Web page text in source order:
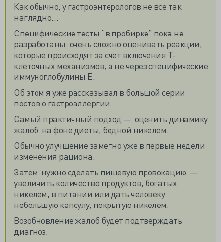
Как обычно, у гастроэнтерологов не все так
наглядно…
Специфические тесты “в пробирке” пока не
разработаны: очень сложно оценивать реакции,
которые происходят за счет включения Т-
клеточных механизмов, а не через специфические
иммуноглобулины Е.
Об этом я уже рассказывал в большой серии
постов о гастроаллергии.
Самый практичный подход — оценить динамику
жалоб на фоне диеты, бедной никелем.
Обычно улучшение заметно уже в первые недели
изменения рациона.
Затем нужно сделать пищевую провокацию —
увеличить количество продуктов, богатых
никелем, в питании или дать человеку
небольшую капсулу, покрытую никелем.
Возобновление жалоб будет подтверждать
диагноз.